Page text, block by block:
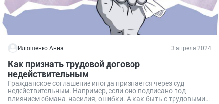
Илюшенко Анна 3 апреля 2024
Как признать трудовой договор
недействительным
Гражданское соглашение иногда признается через суд
недействительным. Например, если оно подписано под
влиянием обмана, насилия, ошибки. А как быть с трудовыми